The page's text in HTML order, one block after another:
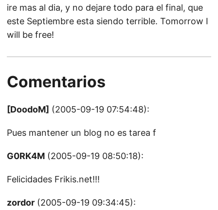
ire mas al dia, y no dejare todo para el final, que
este Septiembre esta siendo terrible. Tomorrow I
will be free!
Comentarios
[DoodoM] (2005-09-19 07:54:48):
Pues mantener un blog no es tarea f
G0RK4M (2005-09-19 08:50:18):
Felicidades Frikis.net!!!
zordor (2005-09-19 09:34:45):